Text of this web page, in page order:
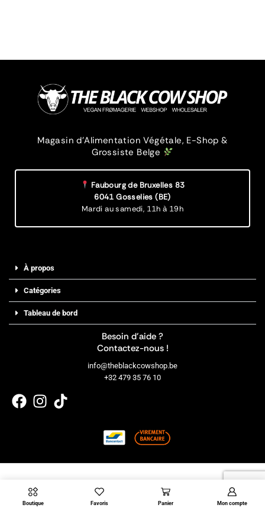
Boutique Favoris Panier Mon compte
Magasin d’Alimentation Végétale, E-Shop &
Grossiste Belge
Faubourg de Bruxelles 83
6041 Gosselies (BE)
Mardi au samedi, 11h à 19h
À propos
Catégories
Tableau de bord
Besoin d’aide ?
Contactez-nous !
info@theblackcowshop.be
+32 479 35 76 10